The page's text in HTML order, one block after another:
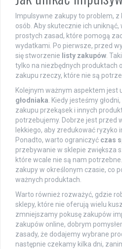
Impulsywne zakupy to problem,
osób. Aby skutecznie ich
prostych zasad, które pomogą
wydatkami. Po pierwsze, przed
się stworzenie listy zakupów.
tylko na niezbędnych produktach
zakupu rzeczy, które nie są
Kolejnym ważnym aspektem jest
głodniaka. Kiedy jesteśmy
zakupu przekąsek i innych
potrzebujemy. Dobrze jest przed
lekkiego, aby zredukować ryzyko
Ponadto, warto ograniczyć czas
przebywanie w sklepie zwiększa
które wcale nie są nam
zakupy w określonym czasie, co
ważnych produktach.
Warto również rozważyć, gdzie
sklepy, które nie oferują wielu
zmniejszamy pokusę zakupów
zakupów online, dobrym
zasady, że dodajemy wybrane
następnie czekamy kilka dni,